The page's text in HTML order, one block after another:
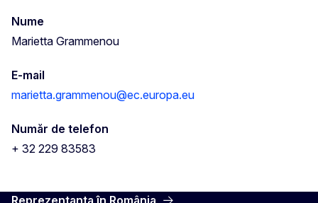
Nume
Marietta Grammenou
E-mail
marietta.grammenou@ec.europa.eu
Număr de telefon
+ 32 229 83583
Reprezentanța în România